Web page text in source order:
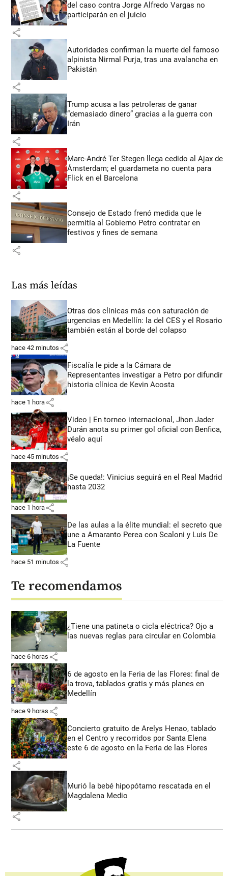
del caso contra Jorge Alfredo Vargas no
participarán en el juicio
share
Autoridades confirman la muerte del famoso
alpinista Nirmal Purja, tras una avalancha en
Pakistán
share
Trump acusa a las petroleras de ganar
“demasiado dinero” gracias a la guerra con
Irán
share
Marc-André Ter Stegen llega cedido al Ajax de
Ámsterdam; el guardameta no cuenta para
Flick en el Barcelona
share
Consejo de Estado frenó medida que le
permitía al Gobierno Petro contratar en
festivos y fines de semana
share
Las más leídas
Otras dos clínicas más con saturación de
urgencias en Medellín: la del CES y el Rosario
también están al borde del colapso
hace 42 minutos share
Fiscalía le pide a la Cámara de
Representantes investigar a Petro por difundir
historia clínica de Kevin Acosta
hace 1 hora share
Video | En torneo internacional, Jhon Jader
Durán anota su primer gol oficial con Benfica,
véalo aquí
hace 45 minutos share
¡Se queda!: Vinicius seguirá en el Real Madrid
hasta 2032
hace 1 hora share
De las aulas a la élite mundial: el secreto que
une a Amaranto Perea con Scaloni y Luis De
La Fuente
hace 51 minutos share
Te recomendamos
¿Tiene una patineta o cicla eléctrica? Ojo a
las nuevas reglas para circular en Colombia
hace 6 horas share
6 de agosto en la Feria de las Flores: final de
la trova, tablados gratis y más planes en
Medellín
hace 9 horas share
Concierto gratuito de Arelys Henao, tablado
en el Centro y recorridos por Santa Elena
este 6 de agosto en la Feria de las Flores
share
Murió la bebé hipopótamo rescatada en el
Magdalena Medio
share